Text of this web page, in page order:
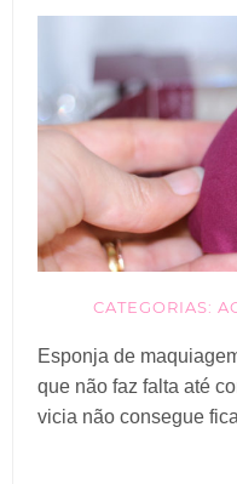
CATEGORIAS:
Esponja de
que não faz falta até
vicia não consegue